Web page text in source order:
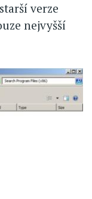
verze
nejvyšší